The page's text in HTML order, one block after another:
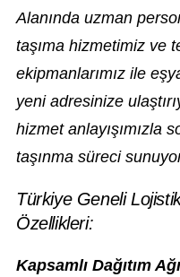
Alanında uzman
taşıma hizmetimiz ve
ekipmanlarımız ile
yeni adresinize
hizmet anlayışımızla
taşınma süreci
Türkiye Geneli
Özellikleri:
Kapsamlı Dağıtım Ağı